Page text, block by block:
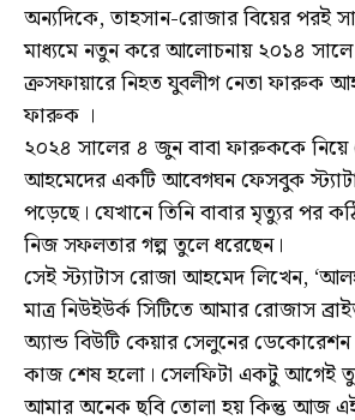
অন্যদিকে, তাহসান-রোজার বিয়ের পরই
মাধ্যমে নতুন করে আলোচনায় ২০১৪ সালে
ক্রসফায়ারে নিহত যুবলীগ নেতা ফারুক
ফারুক ।
২০২৪ সালের ৪ জুন বাবা ফারুককে নিয়ে
আহমেদের একটি আবেগঘন ফেসবুক
পড়েছে। যেখানে তিনি বাবার মৃত্যুর পর
নিজ সফলতার গল্প তুলে ধরেছেন।
সেই স্ট্যাটাস রোজা আহমেদ লিখেন,
মাত্র নিউইউর্ক সিটিতে আমার রোজাস
অ্যান্ড বিউটি কেয়ার সেলুনের
কাজ শেষ হলো। সেলফিটা একটু আগেই
আমার অনেক ছবি তোলা হয় কিন্তু আজ